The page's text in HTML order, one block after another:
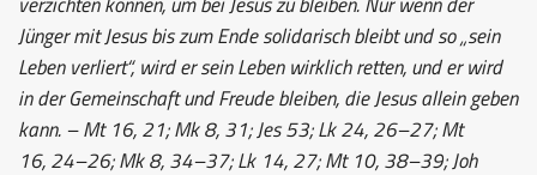
Jünger mit Jesus bis zum Ende solidarisch bleibt und so „sein
Leben verliert“, wird er sein Leben wirklich retten, und er wird
in der Gemeinschaft und Freude bleiben, die Jesus allein geben
kann. – Mt 16, 21; Mk 8, 31; Jes 53; Lk 24, 26–27; Mt
16, 24–26; Mk 8, 34–37; Lk 14, 27; Mt 10, 38–39; Joh